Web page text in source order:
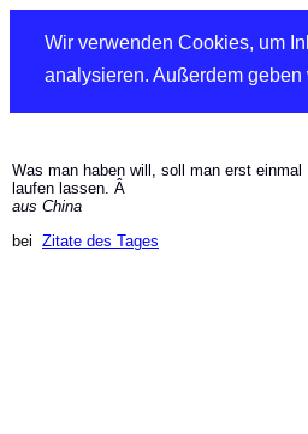
Wir verwenden Cookies, um
analysieren. Außerdem
Was man haben will, soll man erst einmal
laufen lassen. Â
aus China
bei Zitate des Tages